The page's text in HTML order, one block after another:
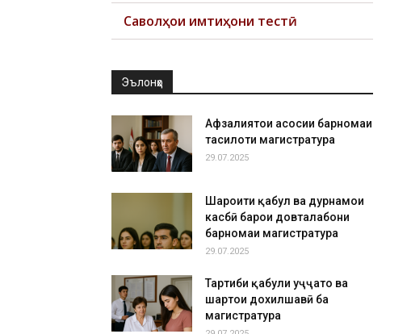
Саволҳои имтиҳони тестӣ
Эълонҳо
Афзалиятҳои асосии барномаи
таҳсилоти магистратура
29.07.2025
Шароити қабул ва дурнамои
касбӣ барои довталабони
барномаи магистратура
29.07.2025
Тартиби қабули ҳуҷҷатҳо ва
шартҳои дохилшавӣ ба
магистратура